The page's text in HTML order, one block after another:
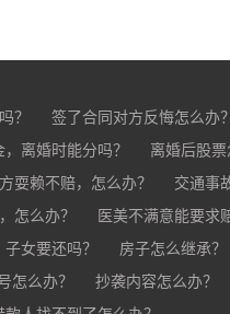
？ 签了合同对方反悔怎么办？
购买的房子有抵押怎么办？
离婚时能分吗？
离婚后股票
耍赖不赔，怎么办？
交通事
怎么办？ 医美不满意能要求
费用高昂，医院说只赔一部分，
女要还吗？ 房子怎么继承？
怎么办？ 抄袭内容怎么办？